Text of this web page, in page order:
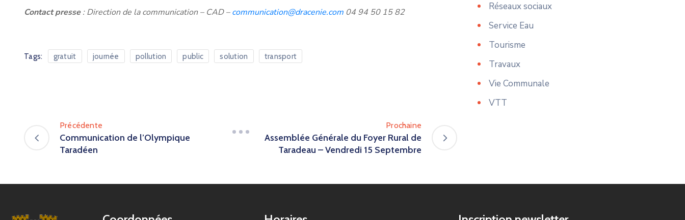
Contact presse: Direction de la communication – CAD –communication@dracenie.com 04 94 50 15 82
Tags: gratuit journée pollution public solution transport
Précédente
Communication de l’Olympique
Taradéen
Prochaine
Assemblée Générale du Foyer Rural de
Taradeau – Vendredi 15 Septembre
Réseaux sociaux
Service Eau
Tourisme
Travaux
Vie Communale
VTT